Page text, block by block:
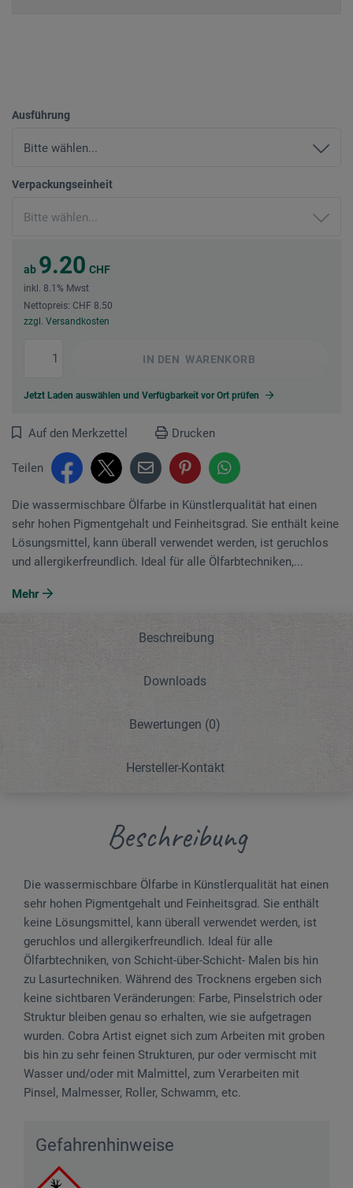
Ausführung
Verpackungseinheit
ab 9.20 CHF
inkl. 8.1% Mwst
Nettopreis: CHF 8.50
zzgl. Versandkosten
IN DEN WARENKORB
Jetzt Laden auswählen und Verfügbarkeit vor Ort prüfen
Auf den Merkzettel Drucken
Teilen
Die wassermischbare Ölfarbe in Künstlerqualität hat einen
sehr hohen Pigmentgehalt und Feinheitsgrad. Sie enthält keine
Lösungsmittel, kann überall verwendet werden, ist geruchlos
und allergikerfreundlich. Ideal für alle Ölfarbtechniken,...
Mehr
Beschreibung
Downloads
Bewertungen (0)
Hersteller-Kontakt
Beschreibung
Die wassermischbare Ölfarbe in Künstlerqualität hat einen
sehr hohen Pigmentgehalt und Feinheitsgrad. Sie enthält
keine Lösungsmittel, kann überall verwendet werden, ist
geruchlos und allergikerfreundlich. Ideal für alle
Ölfarbtechniken, von Schicht-über-Schicht- Malen bis hin
zu Lasurtechniken. Während des Trocknens ergeben sich
keine sichtbaren Veränderungen: Farbe, Pinselstrich oder
Struktur bleiben genau so erhalten, wie sie aufgetragen
wurden. Cobra Artist eignet sich zum Arbeiten mit groben
bis hin zu sehr feinen Strukturen, pur oder vermischt mit
Wasser und/oder mit Malmittel, zum Verarbeiten mit
Pinsel, Malmesser, Roller, Schwamm, etc.
Gefahrenhinweise